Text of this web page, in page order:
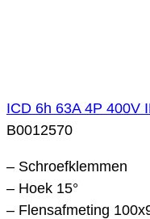
ICD 6h 63A 4P 400V
B0012570
– Schroefklemmen
– Hoek 15°
– Flensafmeting